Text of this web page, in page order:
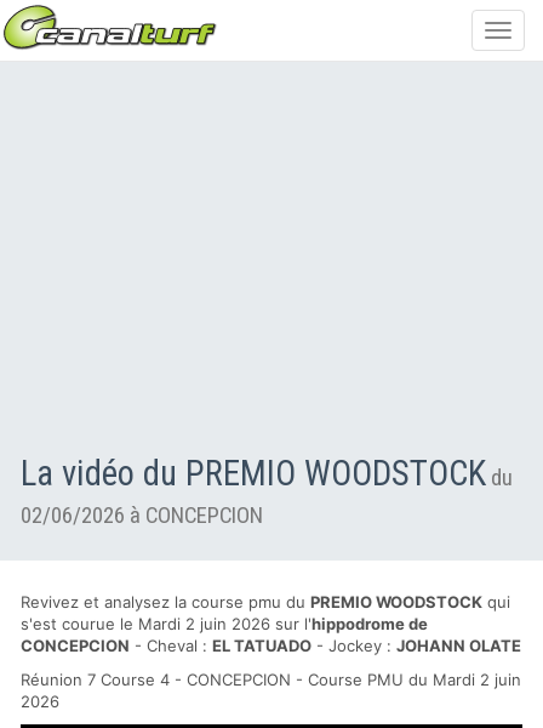
La vidéo du PREMIO WOODSTOCK du
02/06/2026 à CONCEPCION
Revivez et analysez la course pmu du PREMIO WOODSTOCK qui
s'est courue le Mardi 2 juin 2026 sur l'hippodrome de
CONCEPCION - Cheval : EL TATUADO - Jockey : JOHANN OLATE
Réunion 7 Course 4 - CONCEPCION - Course PMU du Mardi 2 juin
2026